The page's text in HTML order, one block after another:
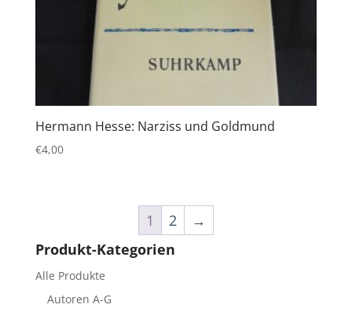
Hermann Hesse: Narziss und Goldmund
€4,00
1 2
→
Produkt-Kategorien
Alle Produkte
Autoren A-G